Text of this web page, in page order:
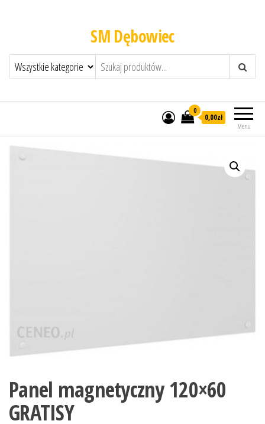
SM Dębowiec
Menu
0
0,00zł
Panel magnetyczny 120×60
GRATISY